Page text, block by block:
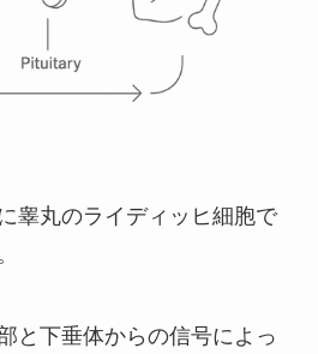
睾丸のライディッヒ細胞で
と下垂体からの信号によっ